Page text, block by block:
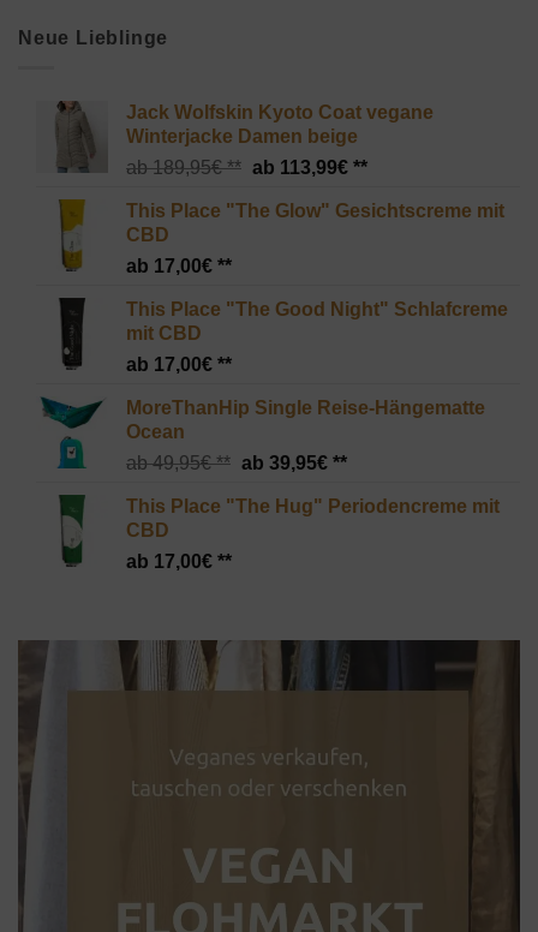
Neue Lieblinge
Jack Wolfskin Kyoto Coat vegane
Winterjacke Damen beige
189,95€
Ursprünglicher
war:
113,99€
Aktueller
ist:
This Place "The Glow" Gesichtscreme mit
CBD
17,00€
This Place "The Good Night" Schlafcreme
mit CBD
17,00€
MoreThanHip Single Reise-Hängematte
Ocean
49,95€
Ursprünglicher
war:
39,95€
Aktueller
ist:
This Place "The Hug" Periodencreme mit
CBD
17,00€